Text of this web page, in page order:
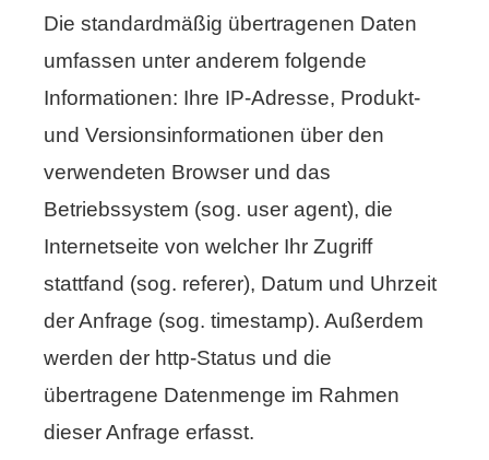
Die standardmäßig übertragenen Daten
umfassen unter anderem folgende
Informationen: Ihre IP-Adresse, Produkt-
und Versionsinformationen über den
verwendeten Browser und das
Betriebssystem (sog. user agent), die
Internetseite von welcher Ihr Zugriff
stattfand (sog. referer), Datum und Uhrzeit
der Anfrage (sog. timestamp). Außerdem
werden der http-Status und die
übertragene Datenmenge im Rahmen
dieser Anfrage erfasst.